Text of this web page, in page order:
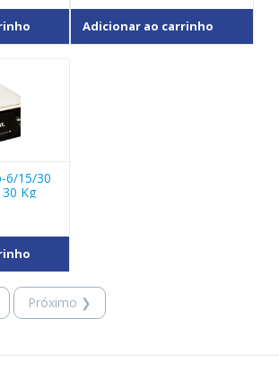
Adicionar ao carrinho
6/15/30
Kg
Próximo ❯